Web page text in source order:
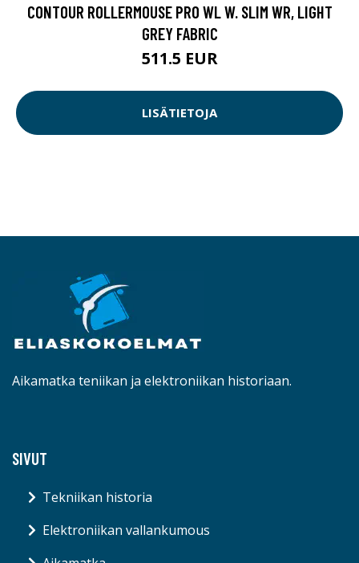
CONTOUR ROLLERMOUSE PRO WL W. SLIM WR, LIGHT
GREY FABRIC
511.5 EUR
LISÄTIETOJA
Aikamatka teniikan ja elektroniikan historiaan.
SIVUT
Tekniikan historia
Elektroniikan vallankumous